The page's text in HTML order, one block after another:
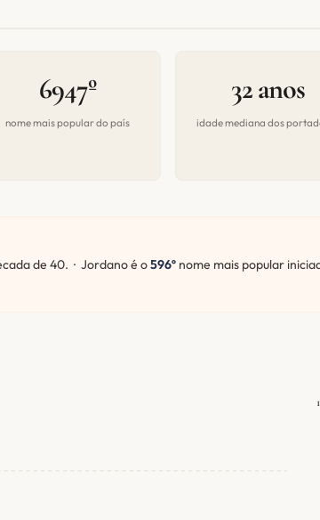
6947º
nome mais popular do país
32 anos
idade mediana dos
de 40. · Jordano é o596º nome mais popular